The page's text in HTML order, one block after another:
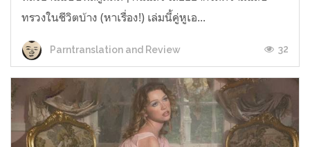
ทรวงในชีวิตบ้าง (หาเรื่อง!) เล่มนี้คู่หูเอ...
Parntranslation and Review 32